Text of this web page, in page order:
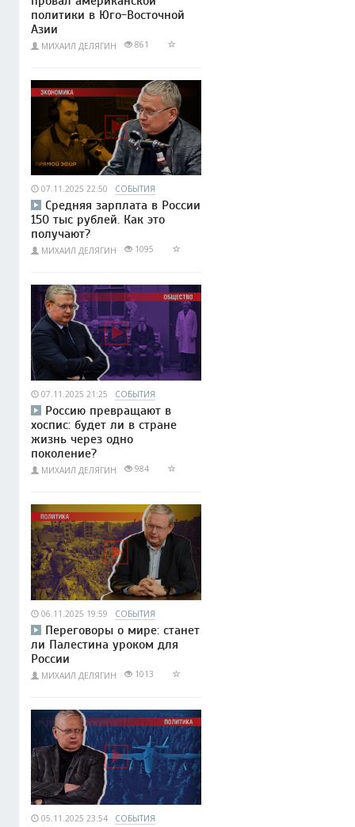
политики в Юго-Восточной
Азии
МИХАИЛ ДЕЛЯГИН 861
07.11.2025 22:50 СОБЫТИЯ
Средняя зарплата в России
150 тыс рублей. Как это
получают?
МИХАИЛ ДЕЛЯГИН 1095
07.11.2025 21:25 СОБЫТИЯ
Россию превращают в
хоспис: будет ли в стране
жизнь через одно
поколение?
МИХАИЛ ДЕЛЯГИН 984
06.11.2025 19:59 СОБЫТИЯ
Переговоры о мире: станет
ли Палестина уроком для
России
МИХАИЛ ДЕЛЯГИН 1013
05.11.2025 23:54 СОБЫТИЯ